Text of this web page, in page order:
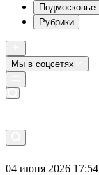
Подмосковье
Рубрики
Мы в соцсетях
04 июня 2026 17:54